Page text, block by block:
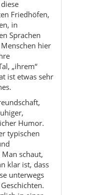
„ihrem“
ist etwas sehr
Humor.
typischen
schaut,
klar ist, dass
unterwegs
in einer
oder eine
erzählt, wie